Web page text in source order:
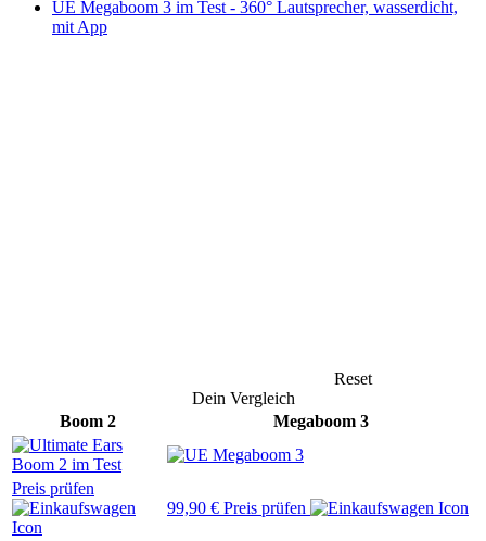
UE Megaboom 3 im Test - 360° Lautsprecher, wasserdicht,
mit App
Reset
Dein Vergleich
Boom 2
Megaboom 3
Preis prüfen
99,90 € Preis prüfen